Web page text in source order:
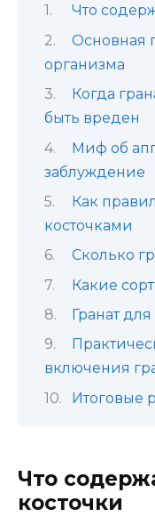
Что
Основная
организма
Когда
быть вреден
Миф об
заблуждение
Как
косточками
Сколько
Какие
Гранат
включения
Итоговые
Что
косточки